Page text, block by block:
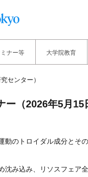
ナー等 大学院教育
センター）
ー（2026年5月
動のトロイダル成分とそ
沈み込み、リソスフェア